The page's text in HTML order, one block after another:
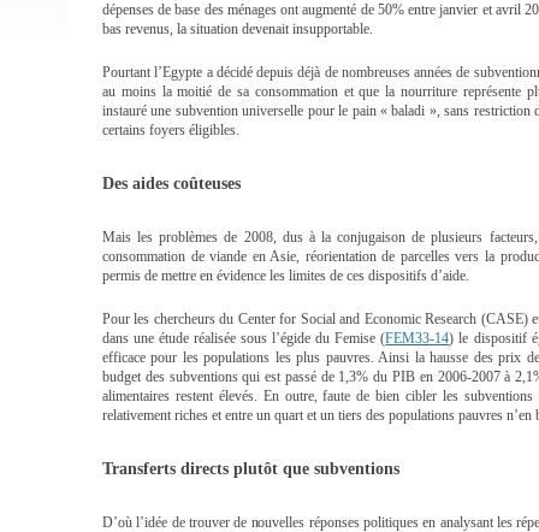
dépenses de base des ménages ont augmenté de 50% entre janvier et avril
bas revenus, la situation devenait insupportable.
Pourtant l’Egypte a décidé depuis déjà de nombreuses années de
au moins la moitié de sa consommation et que la nourriture représente
instauré une subvention universelle pour le pain « baladi », sans restriction
certains foyers éligibles.
Des aides coûteuses
Mais les problèmes de 2008, dus à la conjugaison de plusieurs
consommation de viande en Asie, réorientation de parcelles vers la
permis de mettre en évidence les limites de ces dispositifs d’aide.
Pour les chercheurs du Center for Social and Economic Research (CASE)
dans une étude réalisée sous l’égide du Femise (FEM33-14) le dispositif
efficace pour les populations les plus pauvres. Ainsi la hausse des prix
budget des subventions qui est passé de 1,3% du PIB en 2006-2007 à
alimentaires restent élevés. En outre, faute de bien cibler les
relativement riches et entre un quart et un tiers des populations pauvres n’en
Transferts directs plutôt que subventions
D’où l’idée de trouver de nouvelles réponses politiques en analysant les